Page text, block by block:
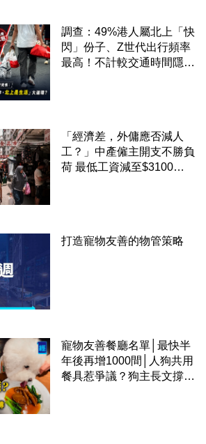
調查：49%港人屬北上「快
閃」份子、Z世代出行頻率
最高！不計較交通時間隱形
「經濟差，外傭應否減人
工？」中產僱主開支不勝負
荷 最低工資減至$3100蚊
打造寵物友善的物管策略
寵物友善餐廳名單│最快半
年後再增1000間│人狗共用
餐具惹爭議？狗主長文撐